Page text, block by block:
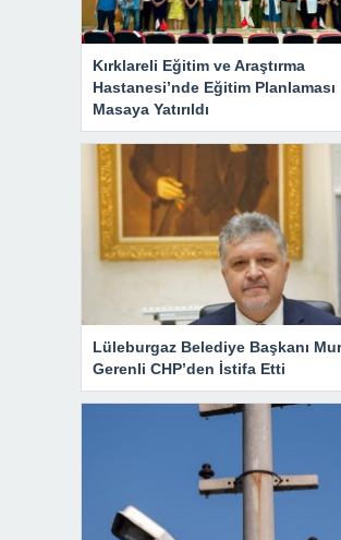
Kırklareli Eğitim ve Araştırma
Hastanesi’nde Eğitim Planlaması
Masaya Yatırıldı
Lüleburgaz Belediye Başkanı
Gerenli CHP’den İstifa Etti